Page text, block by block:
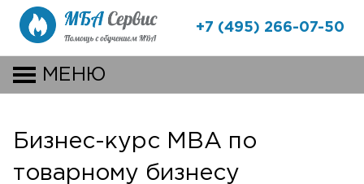
+7 (495) 266-07-50
МЕНЮ
Бизнес-курс MBA по
товарному бизнесу